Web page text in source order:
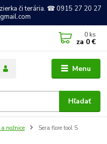
či terária. ☎ 0915 27 20 27
Menu
Hľadať
0 ks
za 0 €
nožnice
Sera flore tool S